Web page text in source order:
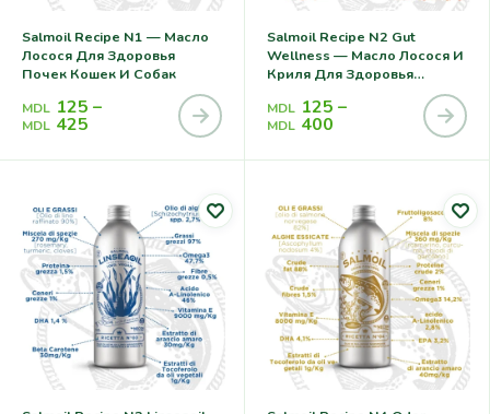
Salmoil Recipe N1 — Масло
Лосося Для Здоровья
Почек Кошек И Собак
MDL 125 –
MDL 425
Salmoil Recipe N2 Gut
Wellness — Масло Лосося И
Криля Для Здоровья
Кишечника Кошек И Собак
MDL 125 –
MDL 400